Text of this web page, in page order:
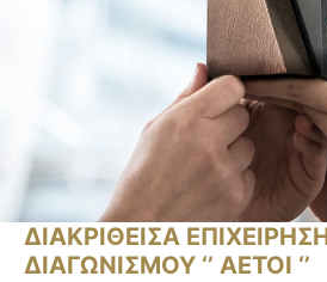
ΔΙΑΚΡΙΘΕΙΣΑ
ΔΙΑΓΩΝΙΣΜΟΥ ‘’ ΑΕΤΟΙ ‘’